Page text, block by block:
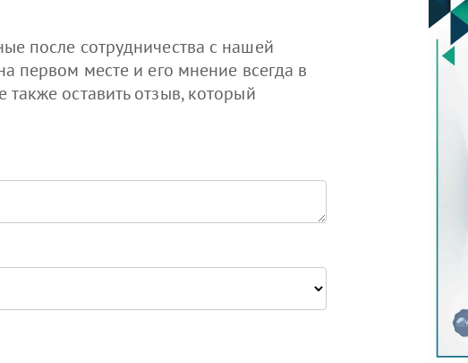
после сотрудничества с нашей
первом месте и его мнение всегда в
оставить отзыв, который